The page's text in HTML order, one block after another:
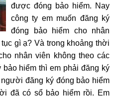
được đóng bảo hiểm. Nay
công ty em muốn đăng ký
đóng bảo hiểm cho nhân
gì ạ? Và trong khoảng thời
nhân viên không theo các
hiểm thì em phải đăng ký
đăng ký đóng bảo hiểm
đã có sổ bảo hiểm rồi. Em